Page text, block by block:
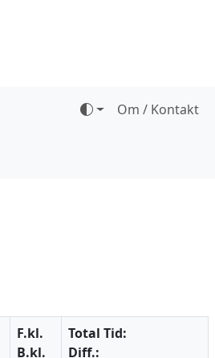
Om / Kontakt
F.kl.
B.kl.
Total Tid:
Diff.: